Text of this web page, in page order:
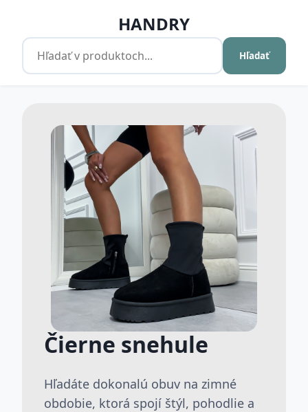
HANDRY
Hľadať
Čierne snehule
Hľadáte dokonalú obuv na zimné
obdobie, ktorá spojí štýl, pohodlie a